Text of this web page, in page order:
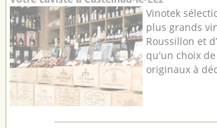
Vinotek
plus grands
Roussillon et
qu'un choix
originaux à